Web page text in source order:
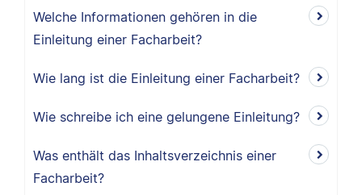
Welche Informationen gehören in die
Einleitung einer Facharbeit?
Wie lang ist die Einleitung einer Facharbeit?
Wie schreibe ich eine gelungene Einleitung?
Was enthält das Inhaltsverzeichnis einer
Facharbeit?